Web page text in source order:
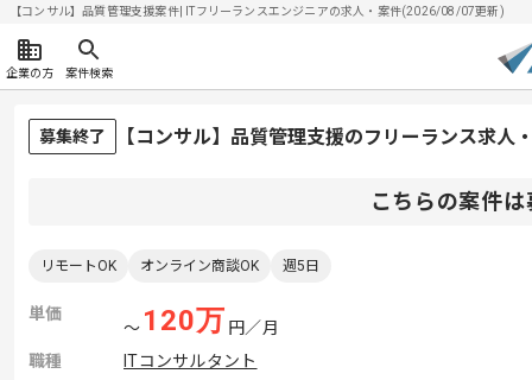
【コンサル】品質管理支援案件| ITフリーランスエンジニアの求人・案件(2026/08/07更新)
企業の方 案件検索
募集終了 【コンサル】品質管理支援のフリーランス求人
こちらの案件
リモートOK オンライン商談OK 週5日
単価
〜 120万 円／月
職種
ITコンサルタント